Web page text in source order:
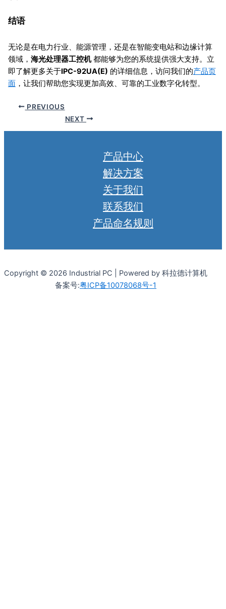
结语
无论是在电力行业、能源管理，还是在智能变电站和边缘计算
领域， 海光处理器工控机都能够为您的系统提供强大支持。立
即了解更多关于IPC-92UA(E) 的详细信息，访问我们的产品页
面，让我们帮助您实现更加高效、可靠的工业数字化转型。
PREVIOUS
NEXT
产品中心
解决方案
关于我们
联系我们
产品命名规则
Copyright © 2026 Industrial PC | Powered by 科拉德计算机
备案号:粤ICP备10078068号-1